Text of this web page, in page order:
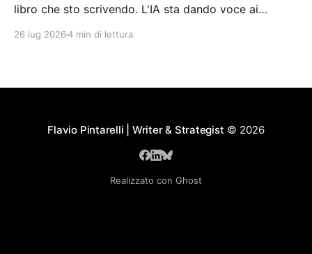
libro che sto scrivendo. L'IA sta dando voce ai
26 lug 20264 min di lettura
Flavio Pintarelli | Writer & Strategist © 2026
Realizzato con Ghost